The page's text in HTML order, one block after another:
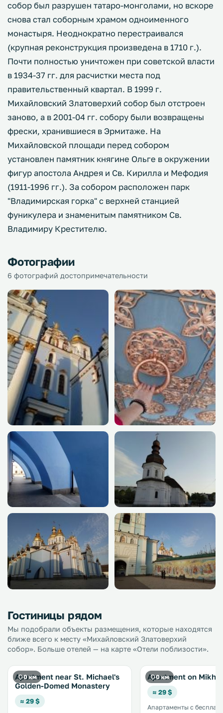
собор был разрушен татаро-монголами, но вскоре
снова стал соборным храмом одноименного
монастыря. Неоднократно перестраивался
(крупная реконструкция произведена в 1710 г.).
Почти полностью уничтожен при советской власти
в 1934-37 гг. для расчистки места под
правительственный квартал. В 1999 г.
Михайловский Златоверхий собор был отстроен
заново, а в 2001-04 гг. собору были возвращены
фрески, хранившиеся в Эрмитаже. На
Михайловской площади перед собором
установлен памятник княгине Ольге в окружении
фигур апостола Андрея и Св. Кирилла и Мефодия
(1911-1996 гг.). За собором расположен парк
"Владимирская горка" с верхней станцией
фуникулера и знаменитым памятником Св.
Владимиру Крестителю.
Фотографии
6 фотографий достопримечательности
Гостиницы рядом
Мы подобрали объекты размещения, которые находятся
ближе всего к месту «Михайловский Златоверхий
собор». Больше отелей — на карте «Отели поблизости».
0 км
Apartment near St. Michael's
Golden-Domed Monastery
≈ 29 $
0 км
Apartment on
≈ 29 $
Апартаменты с